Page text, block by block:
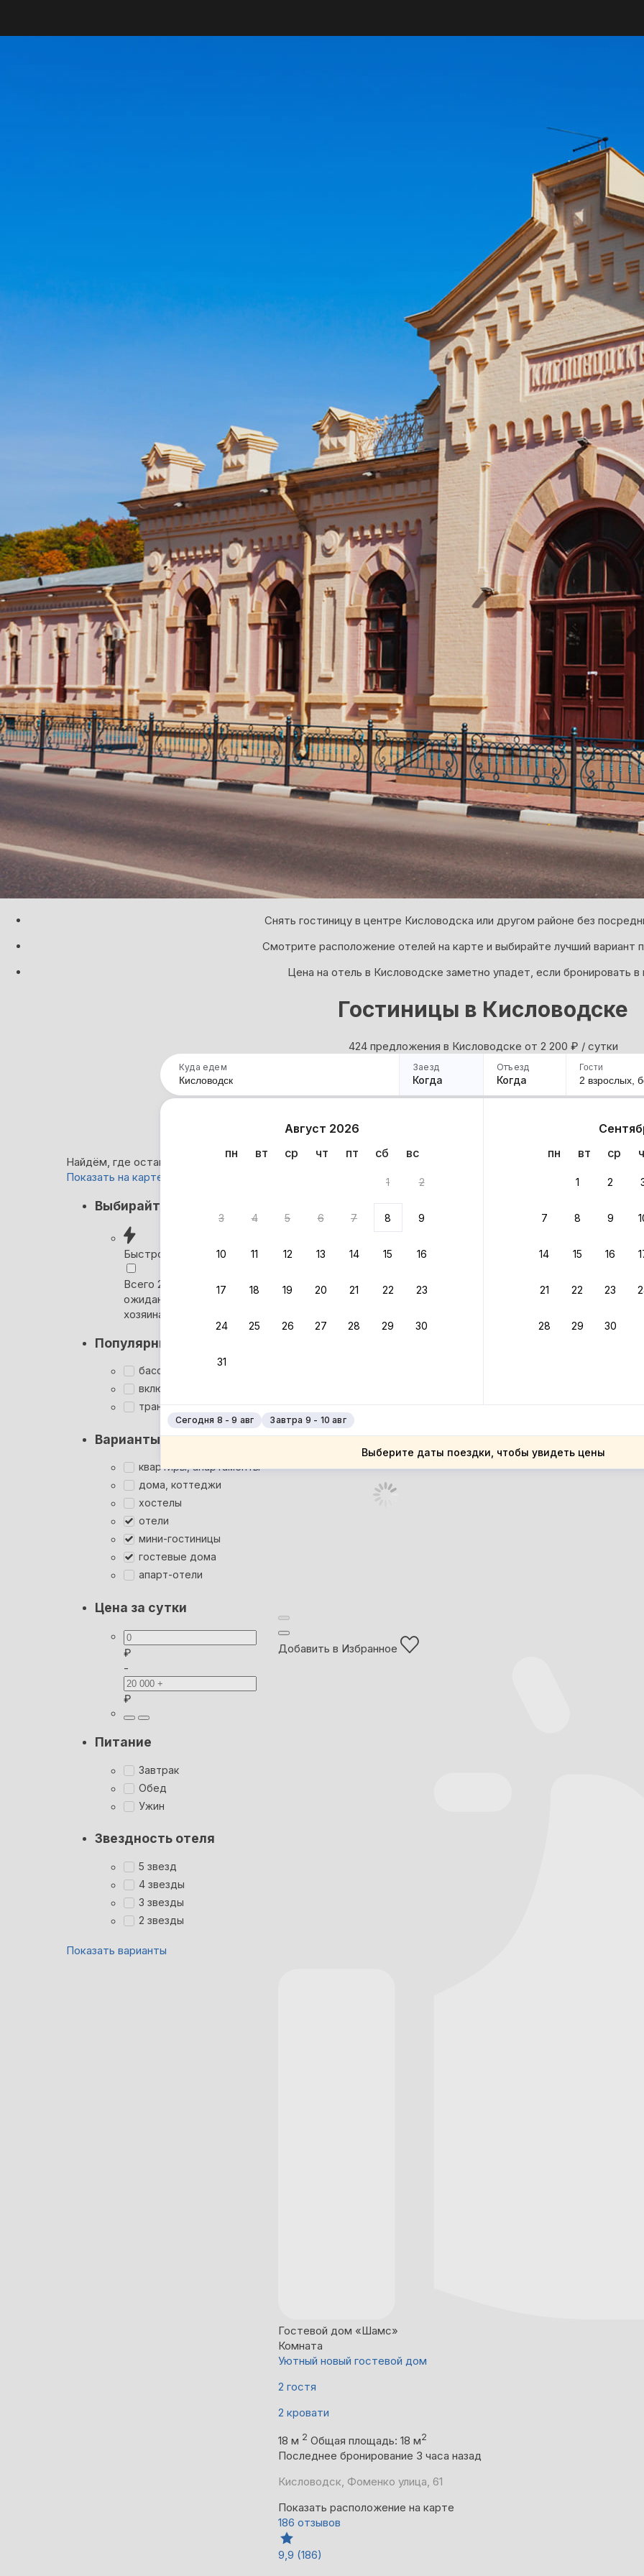
Снять гостиницу в центре Кисловодска или другом районе без
Смотрите расположение отелей на карте и выбирайте лучший вариант
Цена на отель в Кисловодске заметно упадет, если бронировать в
Гостиницы в Кисловодске
424 предложения в Кисловодске oт 2 200 ₽ / сутки
Куда едем Заезд
Когда
Отъезд
Когда
Август 2026
пн
вт ср чт пт сб вс
1 2
3 4 5 6 7 8 9
10 11 12 13 14 15 16
17 18 19 20 21 22 23
24 25 26 27 28 29 30
31
пн
вт ср
1 2
7 8 9
14 15 16
21 22 23
28 29 30
Сегодня 8 - 9 авг Завтра 9 - 10 авг
Выберите даты поездки, чтобы увидеть цены
Гости
2 взрослых,
Найдём, где остановиться в Кисловодске: 424 варианта
Показать на карте
Выбирайте лучшее
Быстрое бронирование
Всего 2 минуты, без
ожидания ответа от
хозяина
Популярные фильтры
бассейн
включён завтрак
трансфер
Варианты размещения
квартиры, апартаменты
дома, коттеджи
хостелы
отели
мини-гостиницы
гостевые дома
апарт-отели
Цена за сутки
₽
-
₽
Питание
Завтрак
Обед
Ужин
Звездность отеля
5 звезд
4 звезды
3 звезды
2 звезды
Показать варианты
Вернём бонусами
Суперхозяин
Добавить в Избранное
Гостевой дом «Шамс»
Комната
Уютный новый гостевой дом
2 гостя
2 кровати
18 м 2 Общая площадь: 18 м2
Последнее бронирование 3 часа назад
Кисловодск, Фоменко улица, 61
Показать расположение на карте
186 отзывов
9,9 (186)